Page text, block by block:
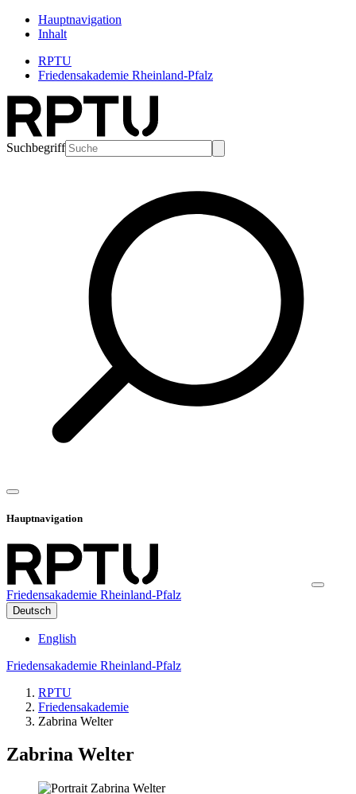
Hauptnavigation
Inhalt
RPTU
Friedensakademie Rheinland-Pfalz
Suchbegriff
Hauptnavigation
Friedensakademie Rheinland-Pfalz
Deutsch
English
Friedensakademie Rheinland-Pfalz
RPTU
Friedensakademie
Zabrina Welter
Zabrina Welter